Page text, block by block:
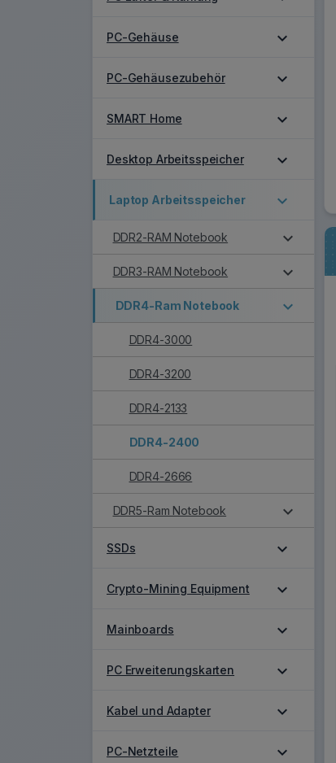
PC-Gehäuse expand_more
PC-Gehäusezubehör expand_more
SMART Home expand_more
Desktop Arbeitsspeicher expand_more
Laptop Arbeitsspeicher expand_more
DDR2-RAM Notebook expand_more
DDR3-RAM Notebook expand_more
DDR4-Ram Notebook expand_more
DDR4-3000
DDR4-3200
DDR4-2133
DDR4-2400
DDR4-2666
DDR5-Ram Notebook expand_more
SSDs expand_more
Crypto-Mining Equipment expand_more
Mainboards expand_more
PC Erweiterungskarten expand_more
Kabel und Adapter expand_more
PC-Netzteile expand_more